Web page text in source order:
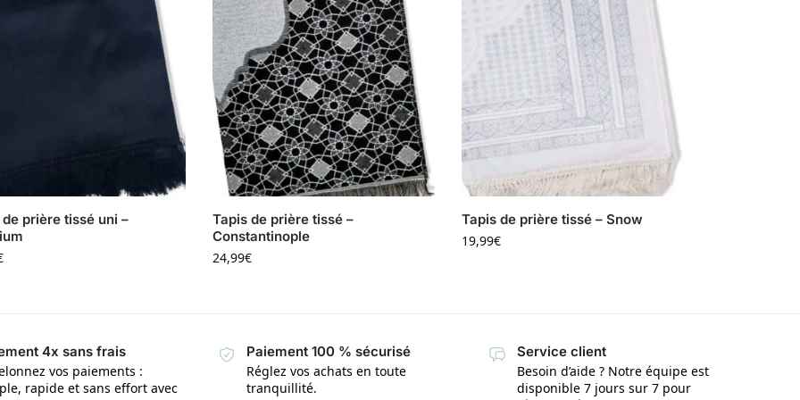
prière tissé uni –
Tapis de prière tissé –
Constantinople
24,99€
Tapis de prière tissé – Snow
19,99€
4x sans frais
vos paiements :
rapide et sans effort avec
Paiement 100 % sécurisé
Réglez vos achats en toute
tranquillité.
Service client
Besoin d’aide ? Notre équipe est
disponible 7 jours sur 7 pour